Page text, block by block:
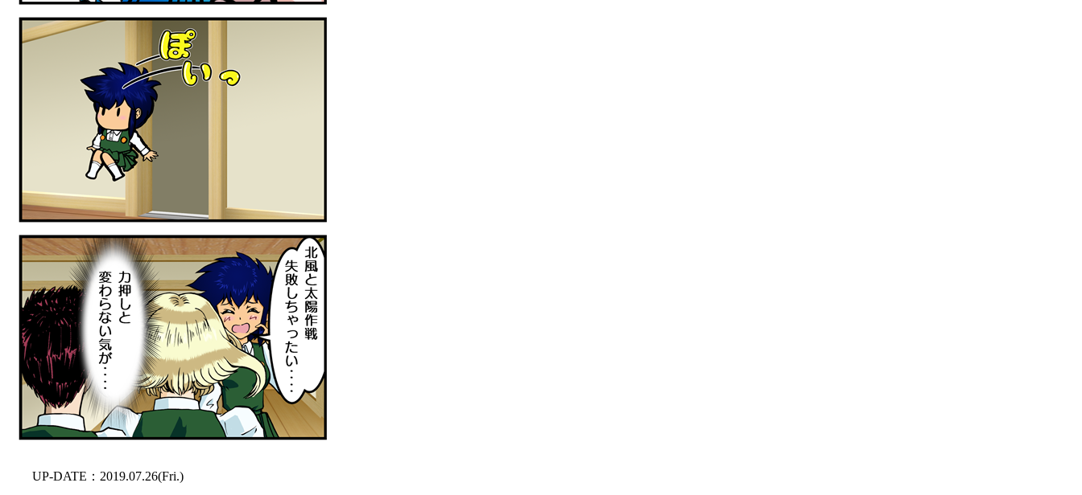
UP-DATE：2019.07.26(Fri.)